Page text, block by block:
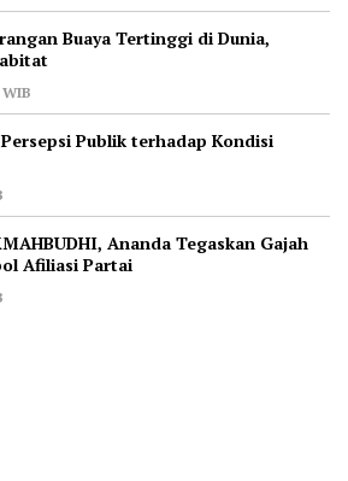
Buaya Tertinggi di Dunia,
Publik terhadap Kondisi
Ananda Tegaskan Gajah
Afiliasi Partai